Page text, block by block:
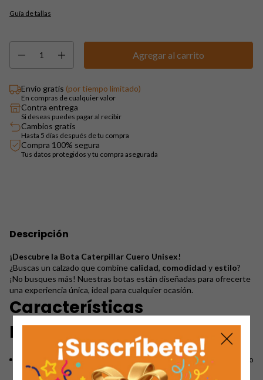
Guía de tallas
Envío gratis (por tiempo limitado)
En compras de cualquier valor
Contra entrega
Si deseas puedes pagar al recibir
Cambios gratis
Hasta 5 días después de tu compra
Compra 100% segura
Tus datos protegidos y tu compra asegurada
Descripción
¡Descubre la Bota Caterpillar Cuero Unisex!
¿Buscas un calzado que combine calidad, comodidad y estilo?
¡No busques más! Nuestras botas están diseñadas para ofrecerte
una experiencia única, ideal para cualquier ocasión.
Características
Destacadas:
Material de alta calidad : Hechas de 100% cuero, garantizando
durabilidad y resistencia.